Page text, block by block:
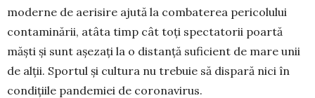
moderne de ae­risire ajută la com­baterea pericolului
contami­nă­rii, atâta timp cât toți spectatorii poartă
măști și sunt așezați la o distanță suficient de mare unii
de alții. Sportul și cultura nu trebuie să dispară nici în
condițiile pan­demiei de coronavirus.